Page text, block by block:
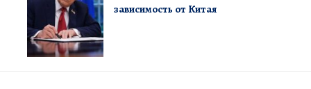
зависимость от Китая